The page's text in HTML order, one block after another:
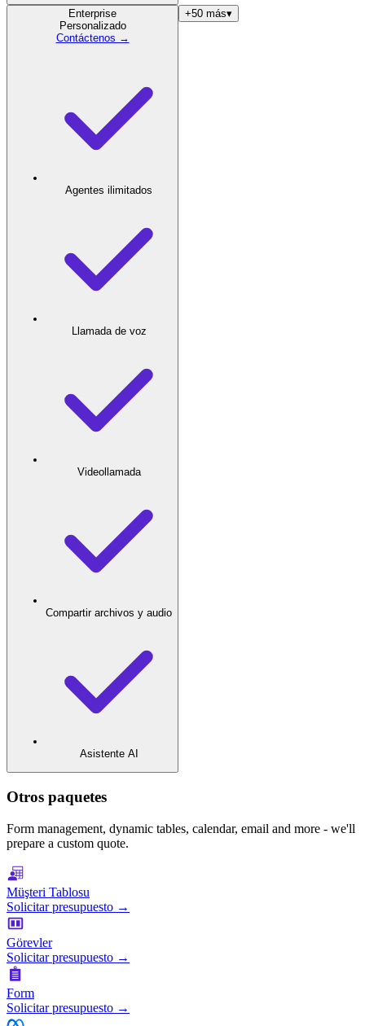
Enterprise
Personalizado
Contáctenos →
Agentes ilimitados
Llamada de voz
Videollamada
Compartir archivos y audio
Asistente AI
+50 más▾
Otros paquetes
Form management, dynamic tables, calendar, email and more - we'll
prepare a custom quote.
Müşteri Tablosu
Solicitar presupuesto →
Görevler
Solicitar presupuesto →
Form
Solicitar presupuesto →